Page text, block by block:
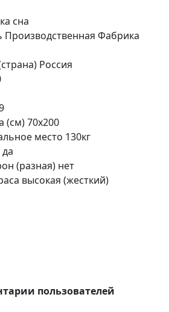
сна
Производственная Фабрика
Россия
(см)70х200
место 130кг
да
(разная) нет
высокая (жесткий)
пользователей